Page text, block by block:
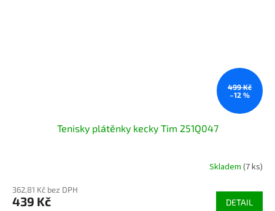
499 Kč
–12 %
Tenisky plátěnky kecky Tim 251Q047
Skladem (7 ks)
362,81 Kč bez DPH
439 Kč DETAIL